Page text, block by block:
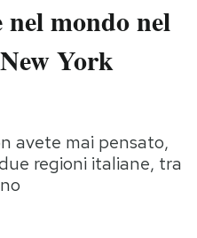
Moda
Consumismi
Media
Europa
mondo nel
York
avete mai pensato,
regioni italiane, tra